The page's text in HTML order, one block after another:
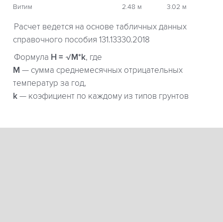
Витим 2.48 м 3.02 м
Расчет ведется на основе табличных данных
справочного пособия 131.13330.2018
Формула H = √M*k, где
М — сумма среднемесячных отрицательных
температур за год,
k — коэфициент по каждому из типов грунтов